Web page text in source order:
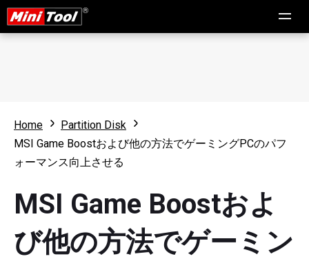
Home
Partition Disk
MSI Game Boostおよび他の方法でゲーミングPCのパフ
ォーマンス向上させる
MSI Game Boostおよ
び他の方法でゲーミン